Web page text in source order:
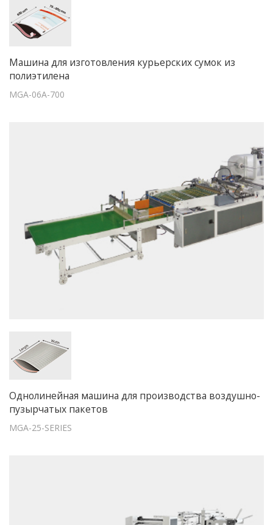
Машина для изготовления курьерских сумок из
полиэтилена
MGA-06A-700
Однолинейная машина для производства воздушно-
пузырчатых пакетов
MGA-25-SERIES